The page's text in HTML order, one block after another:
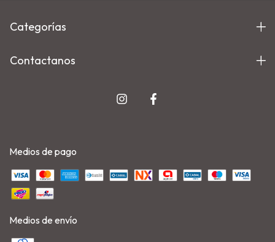
Categorías
Contactanos
Medios de pago
Medios de envío